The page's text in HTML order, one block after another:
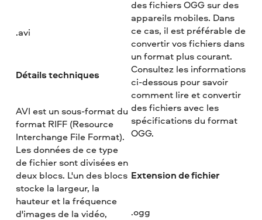
.avi
Détails techniques
AVI est un sous-format du
format RIFF (Resource
Interchange File Format).
Les données de ce type
de fichier sont divisées en
deux blocs. L'un des blocs
stocke la largeur, la
hauteur et la fréquence
d'images de la vidéo,
des fichiers OGG sur des
appareils mobiles. Dans
ce cas, il est préférable de
convertir vos fichiers dans
un format plus courant.
Consultez les informations
ci-dessous pour savoir
comment lire et convertir
des fichiers avec les
spécifications du format
OGG.
Extension de fichier
.ogg